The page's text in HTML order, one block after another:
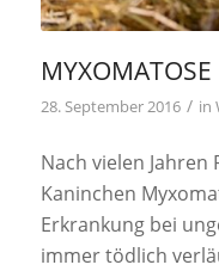
MYXOMATOSE
28. September 2016 / in
Nach vielen
Kaninchen
Erkrankung bei
immer tödlich